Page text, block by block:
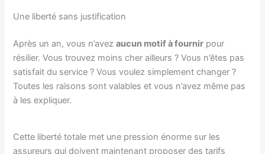
Une liberté sans justification
Après un an, vous n’avezaucun motif à fournir pour
résilier. Vous trouvez moins cher ailleurs ? Vous n’êtes pas
satisfait du service ? Vous voulez simplement changer ?
Toutes les raisons sont valables et vous n’avez même pas
à les expliquer.
Cette liberté totale met une pression énorme sur les
assureurs qui doivent maintenant proposer des tarifs